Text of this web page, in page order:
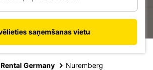
saņemšanas vietu
Germany Nuremberg